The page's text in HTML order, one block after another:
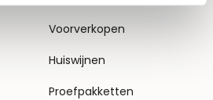
Voorverkopen
Huiswijnen
Proefpakketten